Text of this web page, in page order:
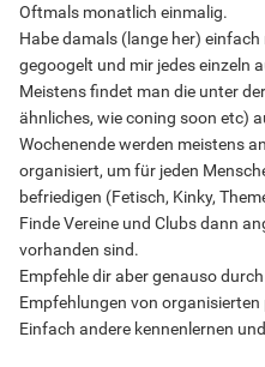
Oftmals monatlich einmalig.
Habe damals (lange her)
gegoogelt und mir jedes einzeln
Meistens findet man die unter
ähnliches, wie coning soon etc)
Wochenende werden meistens
organisiert, um für jeden
befriedigen (Fetisch, Kinky,
Finde Vereine und Clubs dann
vorhanden sind.
Empfehle dir aber genauso
Empfehlungen von
Einfach andere kennenlernen